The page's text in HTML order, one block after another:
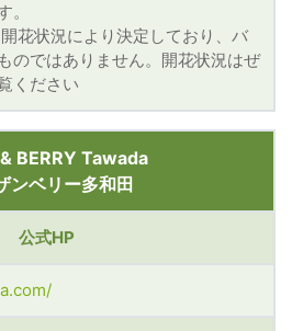
。
花状況により決定しており、バ
のではありません。開花状況はぜ
ください
BERRY Tawada
ンベリー多和田
公式HP